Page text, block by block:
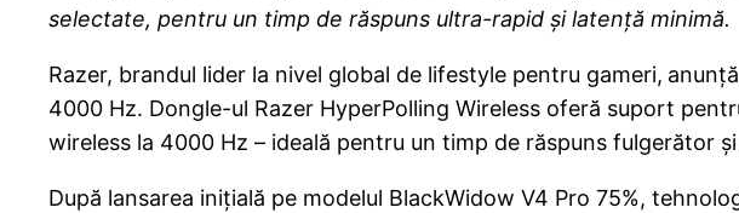
selectate, pentru un timp de răspuns ultra-rapid și latență minimă.
Razer, brandul lider la nivel global de lifestyle pentru gameri,
4000 Hz. Dongle-ul Razer HyperPolling Wireless oferă suport
wireless la 4000 Hz – ideală pentru un timp de răspuns fulgerător
După lansarea inițială pe modelul BlackWidow V4 Pro 75%,